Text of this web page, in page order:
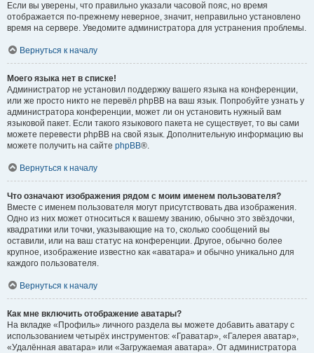
Если вы уверены, что правильно указали часовой пояс, но время
отображается по-прежнему неверное, значит, неправильно установлено
время на сервере. Уведомите администратора для устранения проблемы.
Вернуться к началу
Моего языка нет в списке!
Администратор не установил поддержку вашего языка на конференции,
или же просто никто не перевёл phpBB на ваш язык. Попробуйте узнать у
администратора конференции, может ли он установить нужный вам
языковой пакет. Если такого языкового пакета не существует, то вы сами
можете перевести phpBB на свой язык. Дополнительную информацию вы
можете получить на сайте phpBB®.
Вернуться к началу
Что означают изображения рядом с моим именем пользователя?
Вместе с именем пользователя могут присутствовать два изображения.
Одно из них может относиться к вашему званию, обычно это звёздочки,
квадратики или точки, указывающие на то, сколько сообщений вы
оставили, или на ваш статус на конференции. Другое, обычно более
крупное, изображение известно как «аватара» и обычно уникально для
каждого пользователя.
Вернуться к началу
Как мне включить отображение аватары?
На вкладке «Профиль» личного раздела вы можете добавить аватару с
использованием четырёх инструментов: «Граватар», «Галерея аватар»,
«Удалённая аватара» или «Загружаемая аватара». От администратора